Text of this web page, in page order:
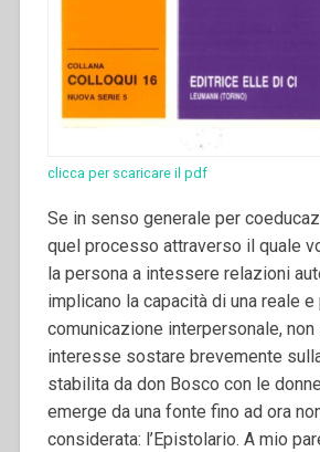
clicca per scaricare il pdf
Se in senso generale per
quel processo attraverso il quale
la persona a intessere relazioni
implicano la capacità di una reale
comunicazione interpersonale,
interesse sostare brevemente
stabilita da don Bosco con le
emerge da una fonte fino ad ora
considerata: l’Epistolario. A mio